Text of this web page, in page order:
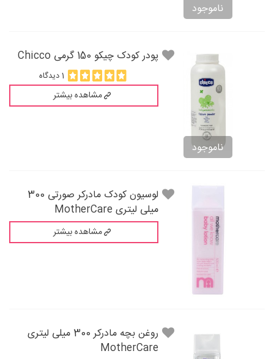
ناموجود
ناموجود
پودر کودک چیکو 150 گرمی Chicco
1 دیدگاه
مشاهده بیشتر
لوسیون کودک مادرکر صورتی 300
میلی لیتری MotherCare
مشاهده بیشتر
روغن بچه مادرکر 300 میلی لیتری
MotherCare